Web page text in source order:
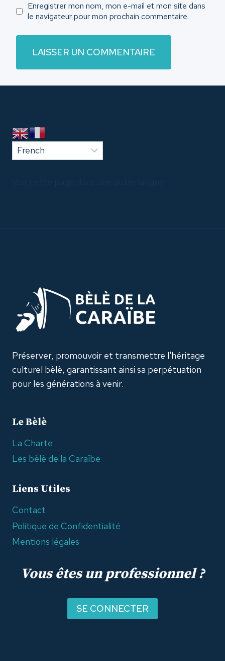
Enregistrer mon nom, mon e-mail et mon site dans
le navigateur pour mon prochain commentaire.
Préserver, promouvoir et transmettre l'héritage
culturel bèlè, garantissant ainsi sa perpétuation
pour les générations à venir.
Le Bèlè
La Charte
Les bèlè de la Caraïbe
Liens Utiles
Contact
Politique de Confidentialité
Mentions légales
Vous êtes un professionnel ?
SE CONNECTER